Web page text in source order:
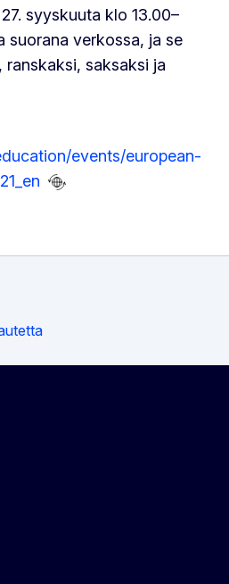
syyskuuta klo 13.00–
suorana verkossa, ja se
saksaksi ja
events/european-